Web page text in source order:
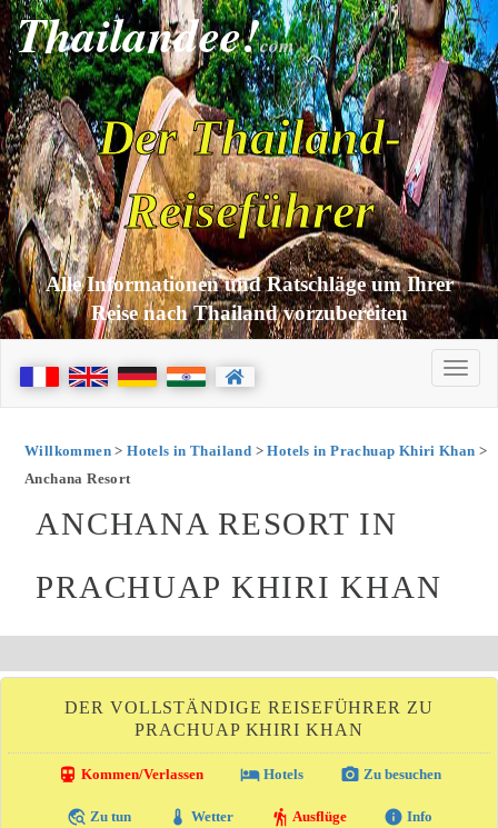
Thailandee!com
Der Thailand-
Reiseführer
Alle Informationen und Ratschläge um Ihrer
Reise nach Thailand vorzubereiten
Willkommen>Hotels in Thailand >Hotels in Prachuap Khiri Khan >
Anchana Resort
ANCHANA RESORT IN
PRACHUAP KHIRI KHAN
DER VOLLSTÄNDIGE REISEFÜHRER ZU
PRACHUAP KHIRI KHAN
directions_transit Kommen/Verlassen local_hotelHotels photo_camera Zu besuchen
travel_explore Zu tun thermostat Wetter hiking Ausflüge info Info